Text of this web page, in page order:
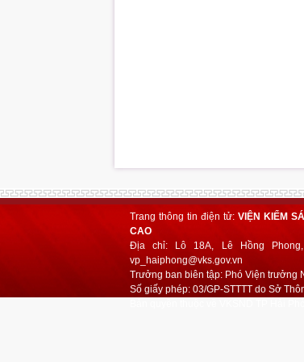
Trang thông tin điện tử: VIỆN KIỂM
CAO
Địa chỉ: Lô 18A, Lê Hồng
vp_haiphong@vks.gov.vn
Trưởng ban biên tập: Phó Viện trưởng
Số giấy phép: 03/GP-STTTT do Sở